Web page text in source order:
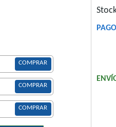
COMPRAR
COMPRAR
COMPRAR